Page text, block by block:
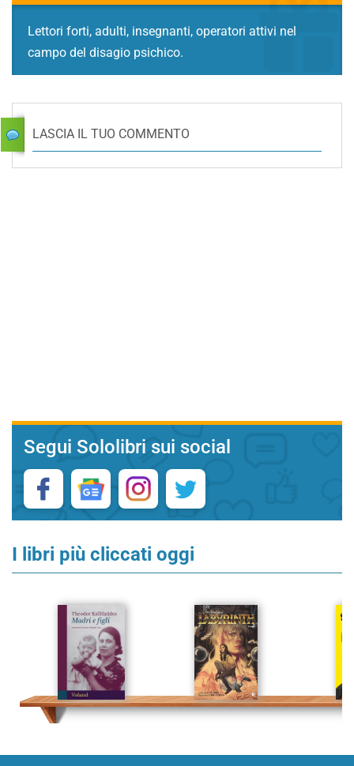
Lettori forti, adulti, insegnanti, operatori attivi nel
campo del disagio psichico.
LASCIA IL TUO COMMENTO
Segui Sololibri sui social
I libri più cliccati oggi